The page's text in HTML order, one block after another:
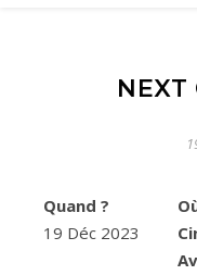
NEXT
Quand ?
19 Déc 2023